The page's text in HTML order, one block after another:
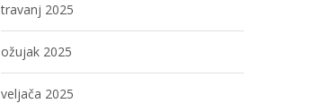
travanj 2025
ožujak 2025
veljača 2025